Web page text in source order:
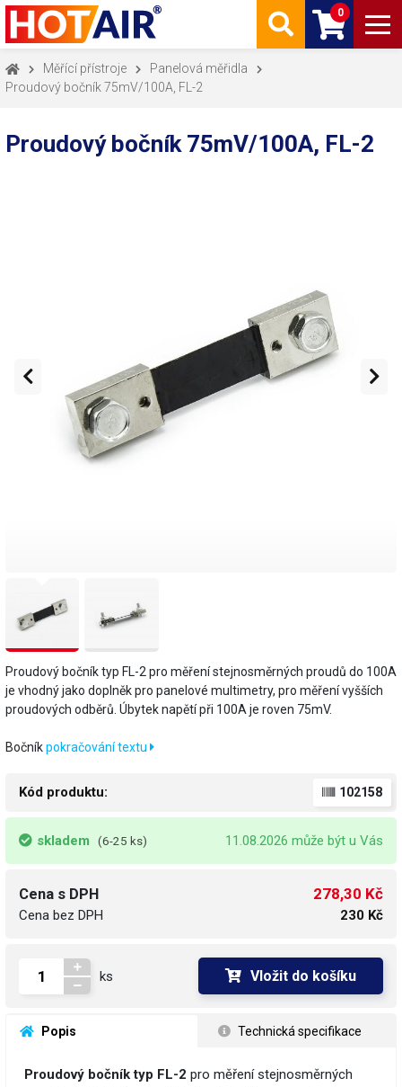
0
Měřící přístroje
Panelová měřidla
Proudový bočník 75mV/100A, FL-2
Proudový bočník 75mV/100A, FL-2
Proudový bočník typ FL-2 pro měření stejnosměrných proudů do 100A
je vhodný jako doplněk pro panelové multimetry, pro měření vyšších
proudových odběrů. Úbytek napětí při 100A je roven 75mV.
Bočníkpokračování textu
Kód produktu: 102158
skladem (6-25 ks) 11.08.2026 může být u Vás
Cena s DPH
Cena bez DPH
278,30 Kč
230 Kč
ks Vložit do košíku
Popis Technická specifikace
Proudový bočník typ FL-2 pro měření stejnosměrných